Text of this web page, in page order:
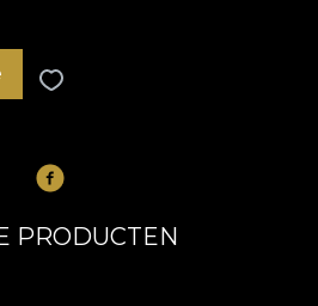
PRODUCTEN